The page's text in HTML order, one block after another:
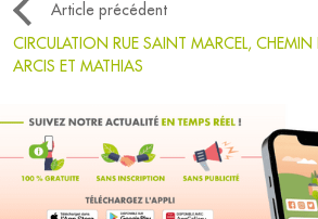
Article précédent
CIRCULATION RUE SAINT MARCEL, CHEMIN
ARCIS ET MATHIAS